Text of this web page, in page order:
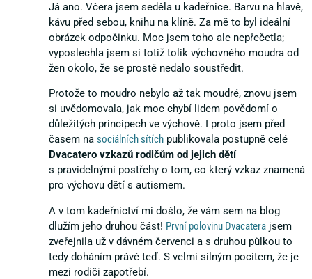
Já ano. Včera jsem seděla u kadeřnice. Barvu na hlavě,
kávu před sebou, knihu na klíně. Za mě to byl ideální
obrázek odpočinku. Moc jsem toho ale nepřečetla;
vyposlechla jsem si totiž tolik výchovného moudra od
žen okolo, že se prostě nedalo soustředit.
Protože to moudro nebylo až tak moudré, znovu jsem
si uvědomovala, jak moc chybí lidem povědomí o
důležitých principech ve výchově. I proto jsem před
časem na sociálních sítích publikovala postupně celé
Dvacatero vzkazů rodičům od jejich dětí
s pravidelnými postřehy o tom, co který vzkaz znamená
pro výchovu dětí s autismem.
A v tom kadeřnictví mi došlo, že vám sem na blog
dlužím jeho druhou část! První polovinu Dvacatera jsem
zveřejnila už v dávném červenci a s druhou půlkou to
tedy doháním právě teď. S velmi silným pocitem, že je
mezi rodiči zapotřebí.